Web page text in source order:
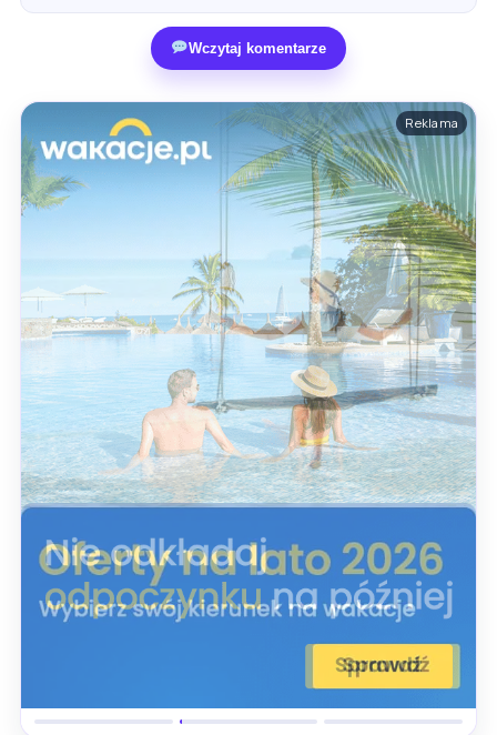
Wczytaj komentarze
Reklama